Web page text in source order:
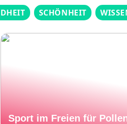
SCHÖNHEIT
Sport im Freien für